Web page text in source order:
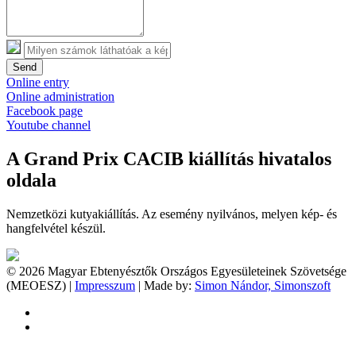
Send
Online entry
Online administration
Facebook page
Youtube channel
A Grand Prix CACIB kiállítás hivatalos
oldala
Nemzetközi kutyakiállítás. Az esemény nyilvános, melyen kép- és
hangfelvétel készül.
© 2026 Magyar Ebtenyésztők Országos Egyesületeinek Szövetsége
(MEOESZ) | Impresszum | Made by: Simon Nándor, Simonszoft